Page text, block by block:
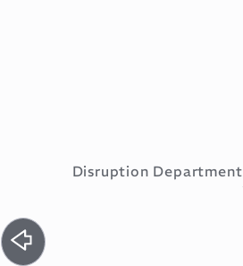
Disruption Department